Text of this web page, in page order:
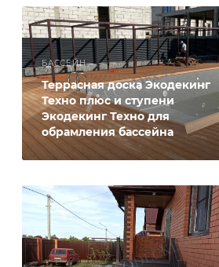
БАССЕЙН
Террасная доска Экодекинг
Техно плюс и ступени
Экодекинг Техно для
обрамления бассейна